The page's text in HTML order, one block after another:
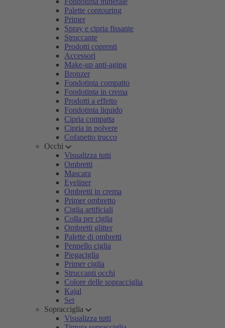
Palette contouring
Primer
Spray e cipria fissante
Struccante
Prodotti coprenti
Accessori
Make-up anti-aging
Bronzer
Fondotinta compatto
Fondotinta in crema
Prodotti a effetto
Fondotinta liquido
Cipria compatta
Cipria in polvere
Cofanetto trucco
Occhi
Visualizza tutti
Ombretti
Mascara
Eyeliner
Ombretti in crema
Primer ombretto
Ciglia artificiali
Colla per ciglia
Ombretti glitter
Palette di ombretti
Pennello ciglia
Piegaciglia
Primer ciglia
Struccanti occhi
Colore delle sopracciglia
Kajal
Set
Sopracciglia
Visualizza tutti